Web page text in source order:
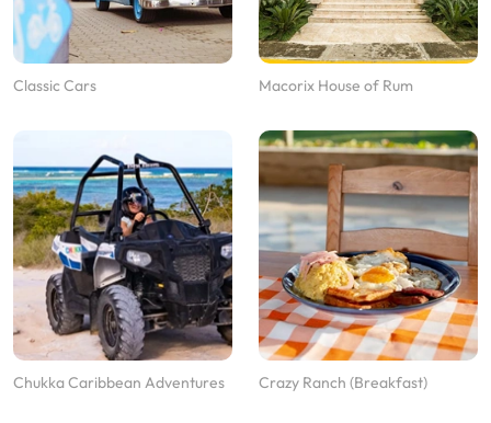
Classic Cars Macorix House of Rum
Chukka Caribbean Adventures Crazy Ranch (Breakfast)